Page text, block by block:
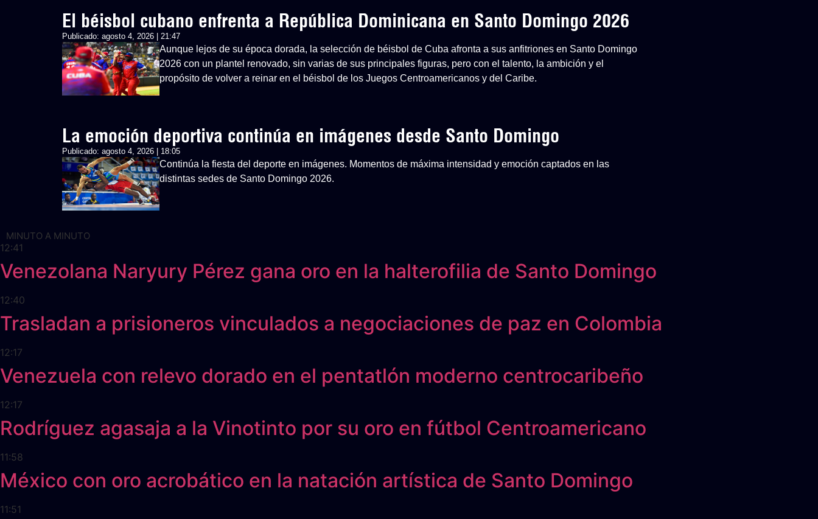
El béisbol cubano enfrenta a República Dominicana en Santo Domingo 2026
Publicado: agosto 4, 2026 | 21:47
Aunque lejos de su época dorada, la selección de béisbol de Cuba afronta a sus anfitriones en Santo Domingo
2026 con un plantel renovado, sin varias de sus principales figuras, pero con el talento, la ambición y el
propósito de volver a reinar en el béisbol de los Juegos Centroamericanos y del Caribe.
La emoción deportiva continúa en imágenes desde Santo Domingo
Publicado: agosto 4, 2026 | 18:05
Continúa la fiesta del deporte en imágenes. Momentos de máxima intensidad y emoción captados en las
distintas sedes de Santo Domingo 2026.
MINUTO A MINUTO
12:41
Venezolana Naryury Pérez gana oro en la halterofilia de Santo Domingo
12:40
Trasladan a prisioneros vinculados a negociaciones de paz en Colombia
12:17
Venezuela con relevo dorado en el pentatlón moderno centrocaribeño
12:17
Rodríguez agasaja a la Vinotinto por su oro en fútbol Centroamericano
11:58
México con oro acrobático en la natación artística de Santo Domingo
11:51